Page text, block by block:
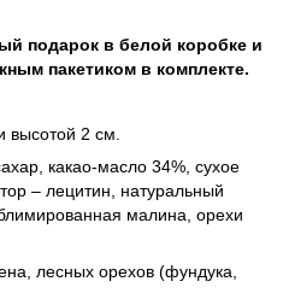
подарок в белой коробке и
пакетиком в комплекте.
высотой 2 см.
какао-масло 34%, сухое
– лецитин, натуральный
малина, орехи
лесных орехов (фундука,